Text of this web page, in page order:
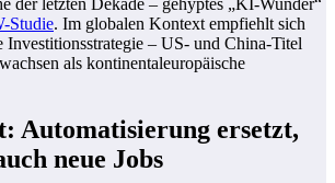
der letzten Dekade – gehyptes „KI-Wunder“
Studie. Im globalen Kontext empfiehlt sich
Investitionsstrategie – US- und China-Titel
als kontinentaleuropäische
Automatisierung ersetzt,
neue Jobs